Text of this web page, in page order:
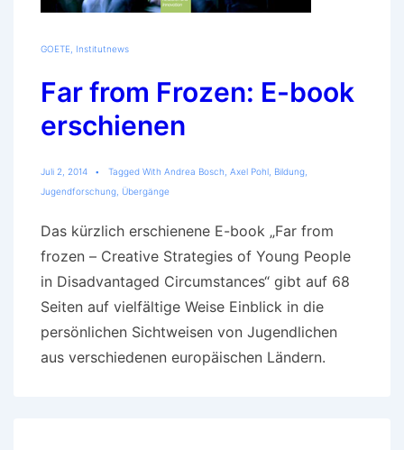
GOETE Institutnews
Far from Frozen: E-book
erschienen
Juli 2, 2014 Tagged With Andrea Bosch Axel Pohl, Bildung,
Jugendforschung Übergänge
Das kürzlich erschienene E-book „Far from
frozen – Creative Strategies of Young People
in Disadvantaged Circumstances“ gibt auf 68
Seiten auf vielfältige Weise Einblick in die
persönlichen Sichtweisen von Jugendlichen
aus verschiedenen europäischen Ländern.